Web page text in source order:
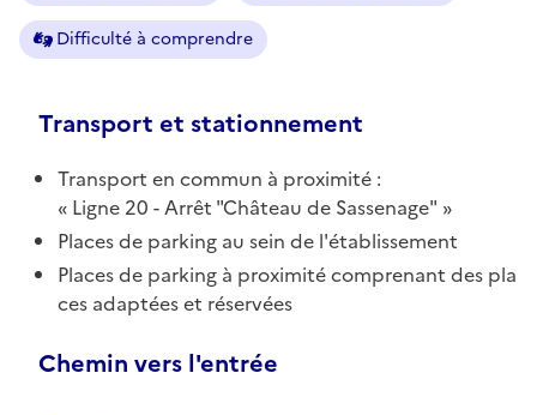
Difficulté à comprendre
Transport et stationnement
Transport en commun à proximité :
Ligne 20 - Arrêt "Château de Sassenage"
Places de parking au sein de l'établissement
Places de parking à proximité comprenant des pla
ces adaptées et réservées
Chemin vers l'entrée